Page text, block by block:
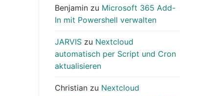
Benjamin zu Microsoft 365 Add-
In mit Powershell verwalten
JARVIS zu Nextcloud
automatisch per Script und Cron
aktualisieren
Christian zu Nextcloud